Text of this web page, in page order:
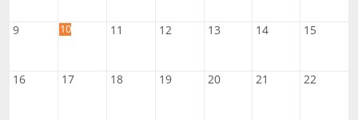
9 10 11 12 13 14 15
16 17 18 19 20 21 22